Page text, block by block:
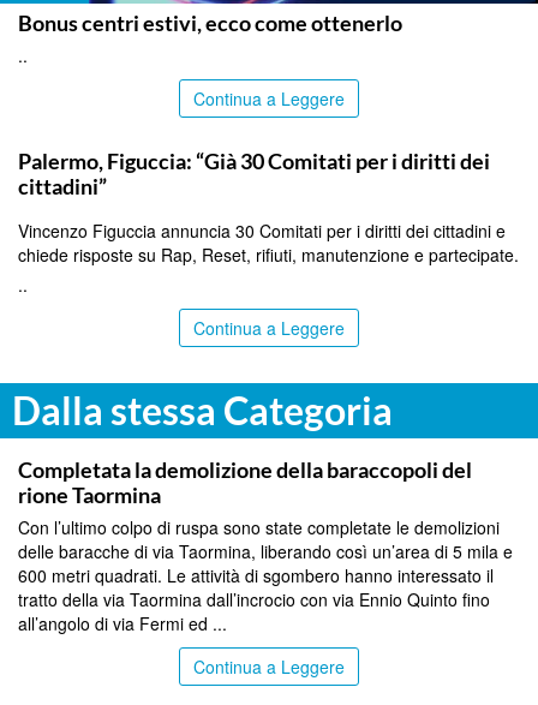
Bonus centri estivi, ecco come ottenerlo
..
Continua a Leggere
Palermo, Figuccia: “Già 30 Comitati per i diritti dei
cittadini”
Vincenzo Figuccia annuncia 30 Comitati per i diritti dei cittadini e
chiede risposte su Rap, Reset, rifiuti, manutenzione e partecipate.
..
Continua a Leggere
Dalla stessa Categoria
MESSINA
Completata la demolizione della baraccopoli del
rione Taormina
Con l’ultimo colpo di ruspa sono state completate le demolizioni
delle baracche di via Taormina, liberando così un’area di 5 mila e
600 metri quadrati. Le attività di sgombero hanno interessato il
tratto della via Taormina dall’incrocio con via Ennio Quinto fino
all’angolo di via Fermi ed ...
Continua a Leggere